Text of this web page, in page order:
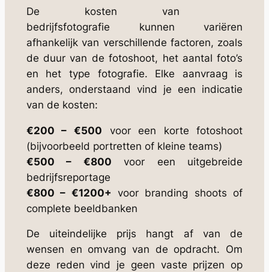
De kosten van
bedrijfsfotografie kunnen variëren
afhankelijk van verschillende factoren, zoals
de duur van de fotoshoot, het aantal foto’s
en het type fotografie. Elke aanvraag is
anders, onderstaand vind je een indicatie
van de kosten:
€200 – €500 voor een korte fotoshoot
(bijvoorbeeld portretten of kleine teams)
€500 – €800 voor een uitgebreide
bedrijfsreportage
€800 – €1200+ voor branding shoots of
complete beeldbanken
De uiteindelijke prijs hangt af van de
wensen en omvang van de opdracht. Om
deze reden vind je geen vaste prijzen op